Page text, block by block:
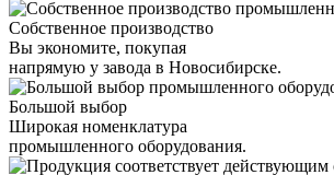
Собственное производство
Вы экономите, покупая
напрямую у завода в Новосибирске.
Большой выбор
Широкая номенклатура
промышленного оборудования.